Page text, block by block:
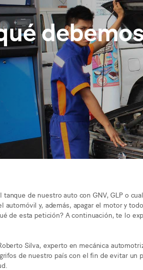
de nuestro auto con GNV, GLP o
automóvil y, además, apagar el motor y
de esta petición? A continuación, te lo
Silva, experto en mecánica
de nuestro país con el fin de evitar un